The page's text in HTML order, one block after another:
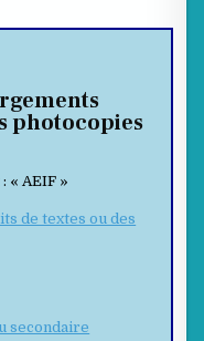
photocopies
« AEIF »
de textes ou des
secondaire